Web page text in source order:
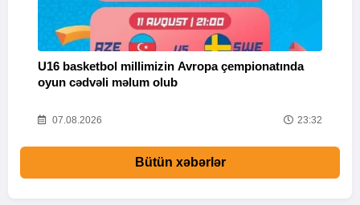
U16 basketbol millimizin Avropa çempionatında
oyun cədvəli məlum olub
07.08.2026 23:32
Bütün xəbərlər